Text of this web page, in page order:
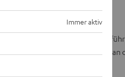
Hörbuchangebot. Seit der
Hörbücher sind heute
Immer aktiv